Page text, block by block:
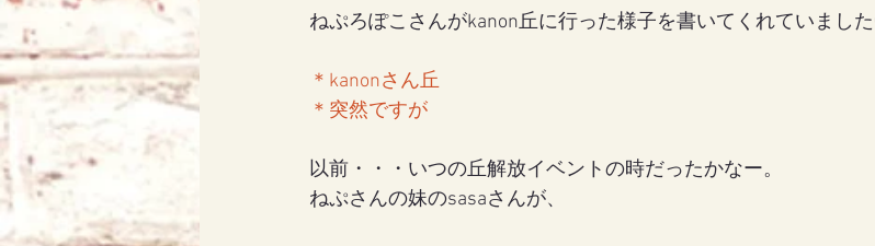
天使エリア
ねぷろぽこさんがkanon丘に行った様子を書いてくれていまし
＊kanonさん丘
＊突然ですが
以前・・・いつの丘解放イベントの時だったかなー。
ねぷさんの妹のsasaさんが、